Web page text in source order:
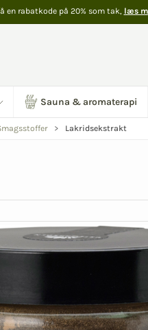
en rabatkode på 20% som tak, læs
Sauna & aromaterapi
Lakridsekstrakt